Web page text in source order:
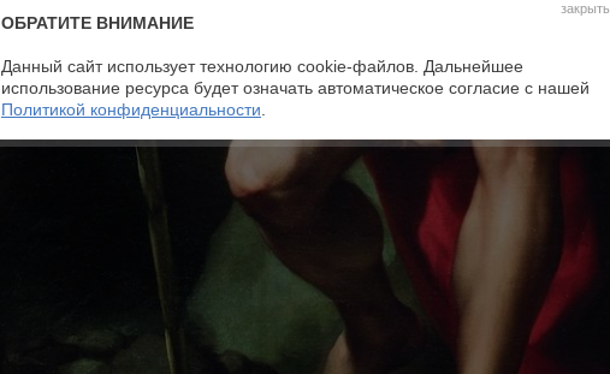
закрыть
ОБРАТИТЕ ВНИМАНИЕ
Данный сайт использует технологию cookie-файлов. Дальнейшее
использование ресурса будет означать автоматическое согласие с нашей
Политикой конфиденциальности